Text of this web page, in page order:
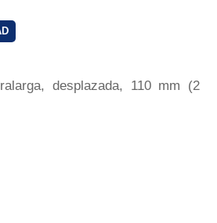
desplazada, 110 mm (2